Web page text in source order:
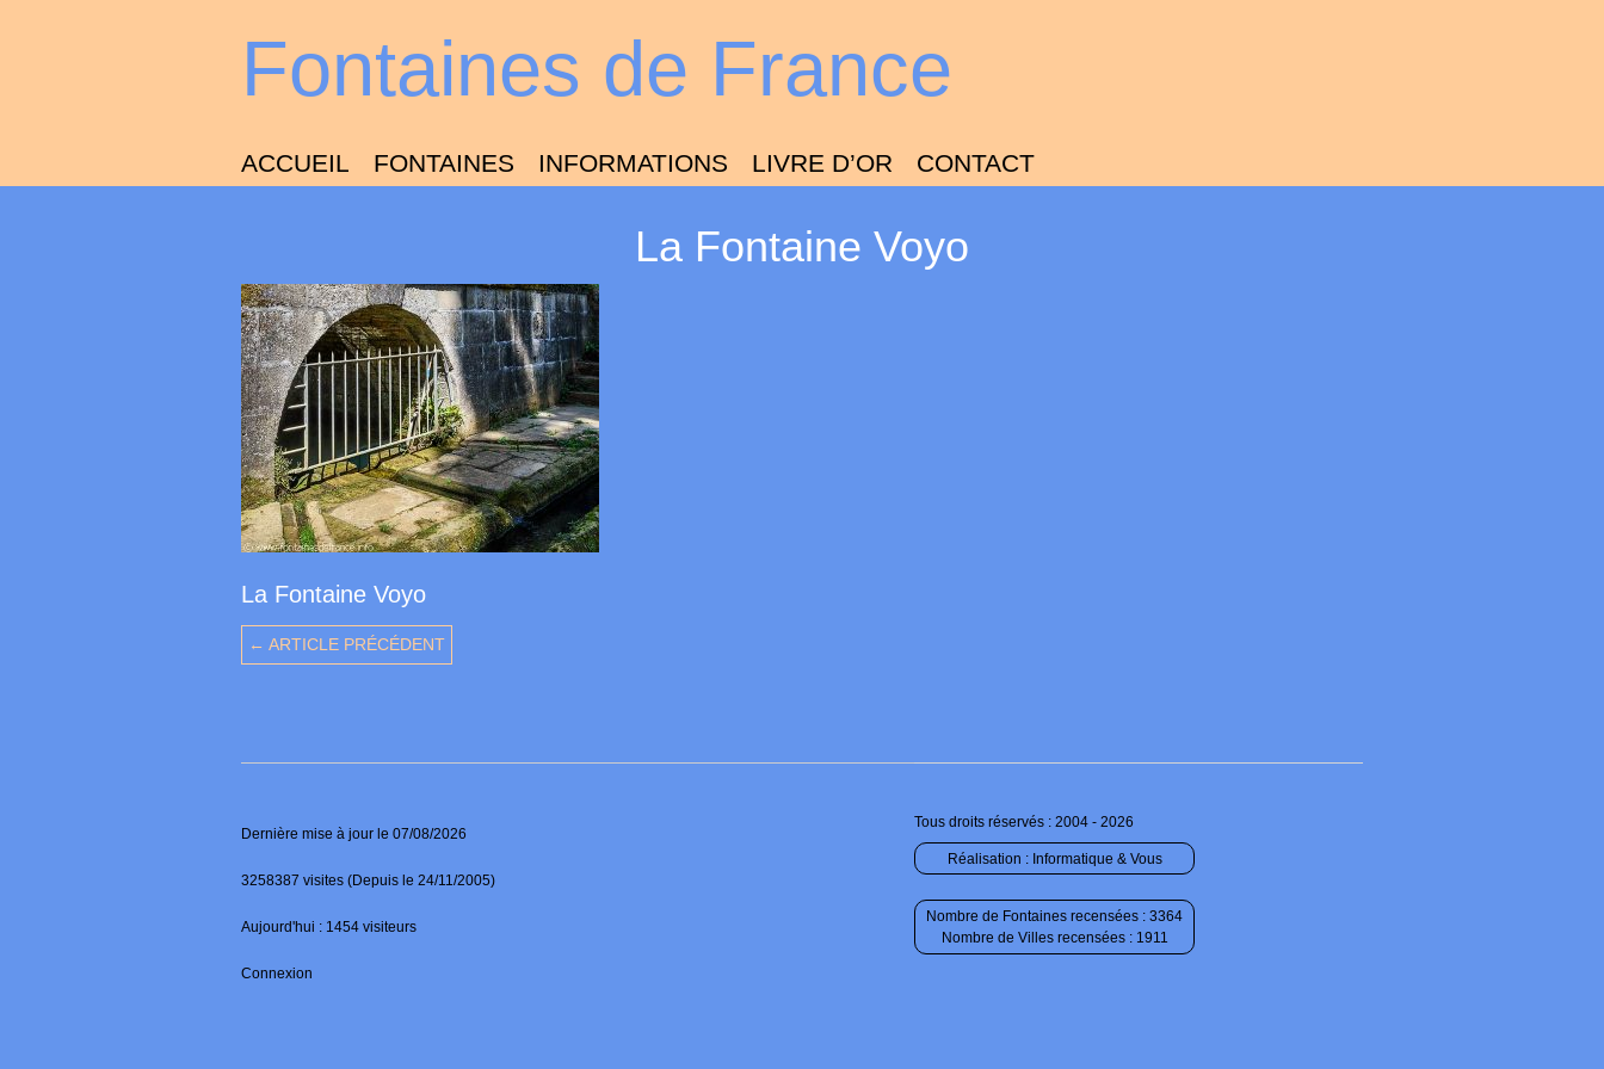
Fontaines de France
ACCUEIL FONTAINES INFORMATIONS LIVRE D’OR CONTACT
La Fontaine Voyo
La Fontaine Voyo
← ARTICLE PRÉCÉDENT
Dernière mise à jour le 07/08/2026
3258387 visites (Depuis le 24/11/2005)
Aujourd'hui : 1454 visiteurs
Connexion
Tous droits réservés : 2004 - 2026
Réalisation : Informatique & Vous
Nombre de Fontaines recensées : 3364
Nombre de Villes recensées : 1911